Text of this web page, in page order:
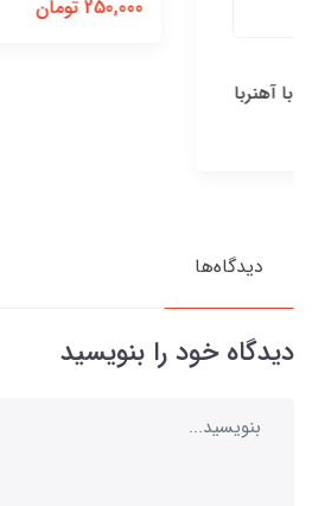
دیدگاه‌ها
دیدگاه خود را بنویسید